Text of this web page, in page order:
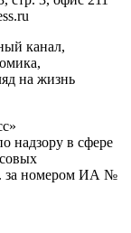
канал,
на жизнь
надзору в сфере
за номером ИА №